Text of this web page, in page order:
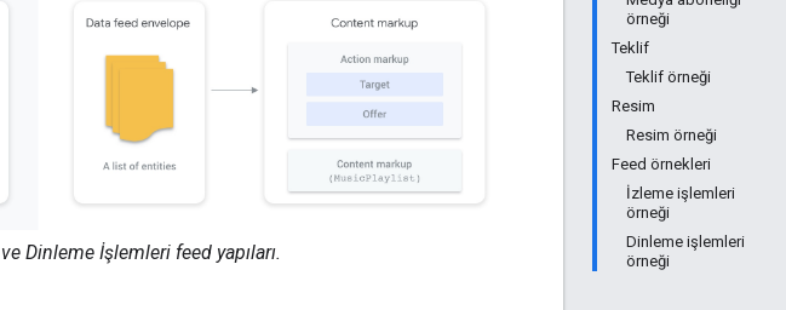
örneği
Teklif
Teklif örneği
Resim
Resim örneği
Feed örnekleri
İzleme işlemleri
örneği
Dinleme işlemleri
örneği
Dinleme İşlemleri feed yapıları.